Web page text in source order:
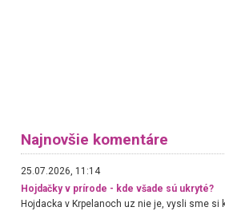
Najnovšie komentáre
25.07.2026, 11:14
Hojdačky v prírode - kde všade sú ukryté?